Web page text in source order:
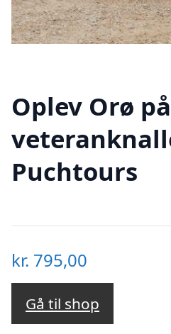
Oplev Orø på
Puchtours
kr. 795,00
Gå til shop